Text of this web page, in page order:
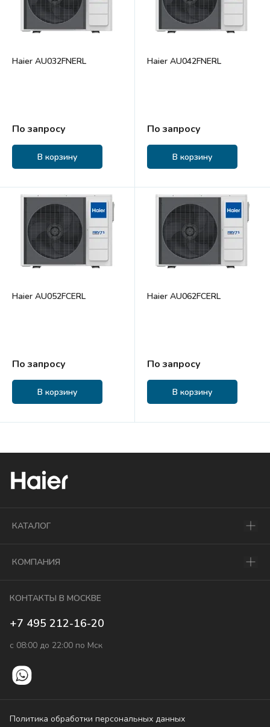
Haier AU032FNERL
По запросу
В корзину
Haier AU042FNERL
По запросу
В корзину
Haier AU052FCERL
По запросу
В корзину
Haier AU062FCERL
По запросу
В корзину
КАТАЛОГ
КОМПАНИЯ
КОНТАКТЫ В МОСКВЕ
+7 495 212-16-20
с 08:00 до 22:00 по Мск
Политика обработки персональных данных